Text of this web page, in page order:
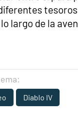
tesoros
largo de la
Diablo IV